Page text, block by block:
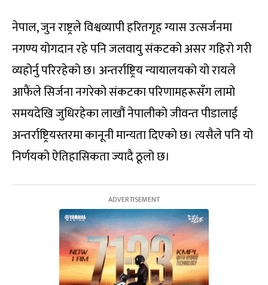
नेपाल, जुन राष्ट्रले विश्वव्यापी हरितगृह ग्यास उत्सर्जनमा
नगण्य योगदान रहे पनि जलवायु संकटको असर गहिरो गरी
व्यहोर्नु परिरहेको छ। अन्तर्राष्ट्रिय न्यायालयको यो रायले
आफैंले सिर्जना नगरेको संकटका परिणामहरूसँग लामो
समयदेखि जुधिरहेका लाखौं नेपालीको जीवन्त पीडालाई
अन्तर्राष्ट्रियस्तरमा कानूनी मान्यता दिएको छ। त्यसैले पनि यो
निर्णयको ऐतिहासिकता ज्यादै ठूलो छ।